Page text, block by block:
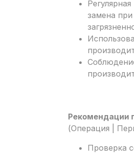
замена
Рекомендации
(Операция |
Проверка